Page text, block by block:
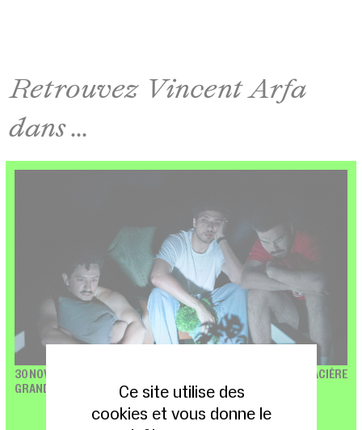
Retrouvez Vincent Arfa
dans ...
30 NOV. – 1 DÉC. 2026
GRAND PRIX T13 2026
T13 / GLACIÈRE
Ce site utilise des
cookies et vous donne le